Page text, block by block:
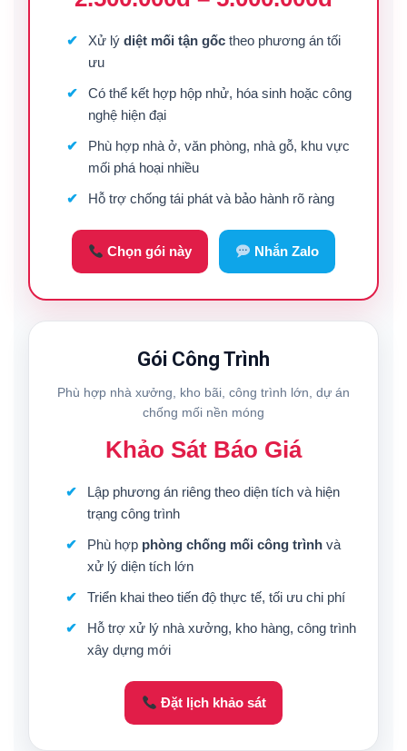
Xử lý diệt mối tận gốctheo phương án tối
ưu
Có thể kết hợp hộp nhử, hóa sinh hoặc công
nghệ hiện đại
Phù hợp nhà ở, văn phòng, nhà gỗ, khu vực
mối phá hoại nhiều
Hỗ trợ chống tái phát và bảo hành rõ ràng
Chọn gói này Nhắn Zalo
Gói Công Trình
Phù hợp nhà xưởng, kho bãi, công trình lớn, dự án
chống mối nền móng
Khảo Sát Báo Giá
Lập phương án riêng theo diện tích và hiện
trạng công trình
Phù hợp phòng chống mối công trìnhvà
xử lý diện tích lớn
Triển khai theo tiến độ thực tế, tối ưu chi phí
Hỗ trợ xử lý nhà xưởng, kho hàng, công trình
xây dựng mới
Đặt lịch khảo sát